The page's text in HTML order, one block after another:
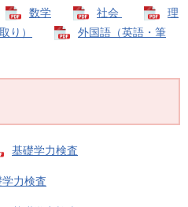
数学 社会
理
り）
外国語（英語・筆
基礎学力検査
力検査